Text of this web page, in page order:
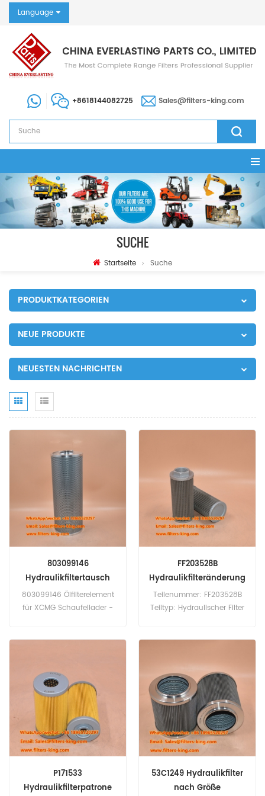
Language
+8618144082725 Sales@filters-king.com
SUCHE
Startseite Suche
PRODUKTKATEGORIEN
NEUE PRODUKTE
NEUESTEN NACHRICHTEN
803099146
Hydraulikfiltertausch
803099146 Ölfilterelement
für XCMG Schaufellader -
FF203528B
Hydraulikfilteränderung
Teilenummer: FF203528B
Teiltyp: Hydraulischer Filter
P171533
Hydraulikfilterpatrone
53C1249 Hydraulikfilter
nach Größe